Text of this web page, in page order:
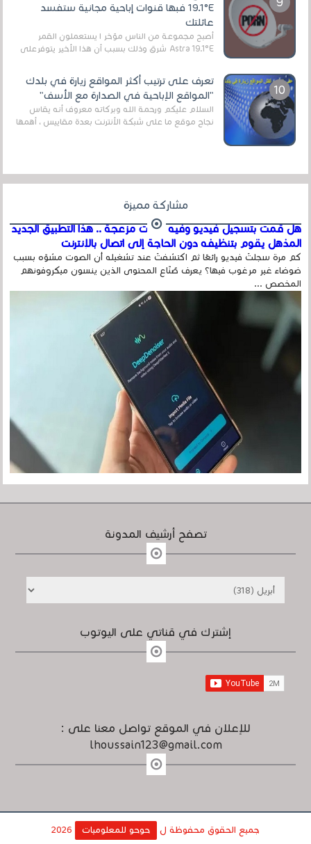
19.1°E فبها قنوات إباحية مجانية ستفسد
عائلتك
أصبح مجموعة من الناس مؤخر ا يستعملون القمر
Astra 19.1°E شرق وذلك بسبب أن هذا الأخير يتوفرعلى
تعرف على ترتيب أكثر المواقع زيارة في بلدك
"المواقع الإباحية في الصدارة مع الأسف"
السلام عليكم ورحمة الله وبركاته معروف أنه يقاس
نجاح موقع ما على شبكة الأنترنت بعدة مقاييس ، أهمها
مشاركة مميزة
هل قمت بتسجيل فيديو وفيه أصوت مزعجة .. هذا التطبيق الجديد
المذهل يقوم بتنظيفه دون الحاجة إلى اتصال بالإنترنت
كم مرة سجلتَ فيديو رائعًا ثم اكتشفتَ عند تشغيله أن الصوت مشوّه بسبب
ضوضاء غير مرغوب فيها؟ يعرف صُنّاع المحتوى الذين ينسون ميكروفونهم
المخصص ...
تصفح أرشيف المدونة
إشترك في قناتي على اليوتوب
للإعلان في الموقع تواصل معنا على :
lhoussain123@gmail.com
جميع الحقوق محفوظة ل حوحو للمعلوميات